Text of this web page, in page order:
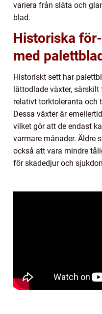
variera från släta och
blad.
Historiska
med
Historiskt sett har
lättodlade växter,
relativt torktoleranta och
Dessa växter är
vilket gör att de endast
varmare månader. Äldre
också att vara mindre
för skadedjur och